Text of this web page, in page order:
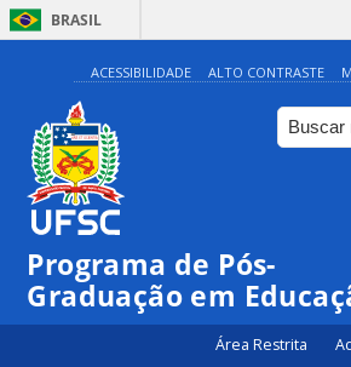
BRASIL
ACESSIBILIDADE ALTO CONTRASTE
Programa de Pós-
Graduação em
Área Restrita